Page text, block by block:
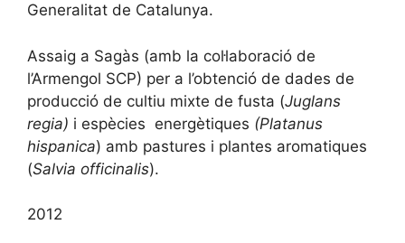
Generalitat de Catalunya.
Assaig a Sagàs (amb la col·laboració de
l’Armengol SCP) per a l’obtenció de dades de
producció de cultiu mixte de fusta (Juglans
regia) i espècies energètiques (Platanus
hispanica) amb pastures i plantes aromatiques
(Salvia officinalis).
2012